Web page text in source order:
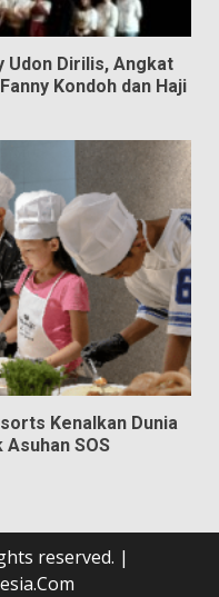
Udon Dirilis, Angkat
Kondoh dan Haji
Kenalkan Dunia
SOS
reserved. |